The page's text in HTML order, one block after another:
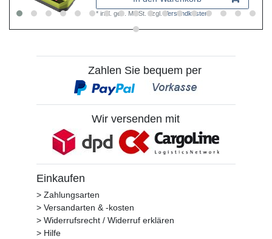
*inkl. ges. MwSt. zzgl. Versandkosten
Zahlen Sie bequem per
Wir versenden mit
Einkaufen
> Zahlungsarten
> Versandarten & -kosten
> Widerrufsrecht / Widerruf erklären
> Hilfe